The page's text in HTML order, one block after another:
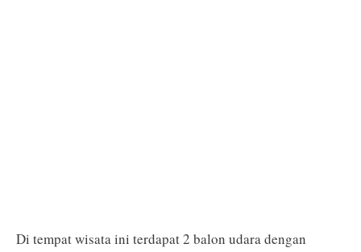
Di tempat wisata ini terdapat 2 balon udara dengan